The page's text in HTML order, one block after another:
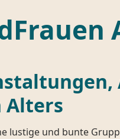
Alters
lustige und bunte